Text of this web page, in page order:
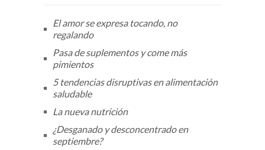
El amor se expresa tocando, no
regalando
Pasa de suplementos y come más
pimientos
5 tendencias disruptivas en alimentación
saludable
La nueva nutrición
¿Desganado y desconcentrado en
septiembre?